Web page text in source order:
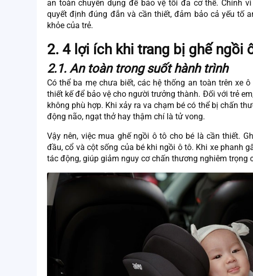
an toàn chuyên dụng để bảo vệ tối đa cơ thể. Chính
quyết định đúng đắn và cần thiết, đảm bảo cả yếu tố
khỏe của trẻ.
2. 4 lợi ích khi trang bị ghế ngồi
2.1. An toàn trong suốt hành trình
Có thể ba mẹ chưa biết, các hệ thống an toàn trên xe
thiết kế để bảo vệ cho người trưởng thành. Đối với trẻ
không phù hợp. Khi xảy ra va chạm bé có thể bị chấn
động não, ngạt thở hay thậm chí là tử vong.
Vậy nên, việc mua ghế ngồi ô tô cho bé là cần thiết.
đầu, cổ và cột sống của bé khi ngồi ô tô. Khi xe phanh
tác động, giúp giảm nguy cơ chấn thương nghiêm trọng